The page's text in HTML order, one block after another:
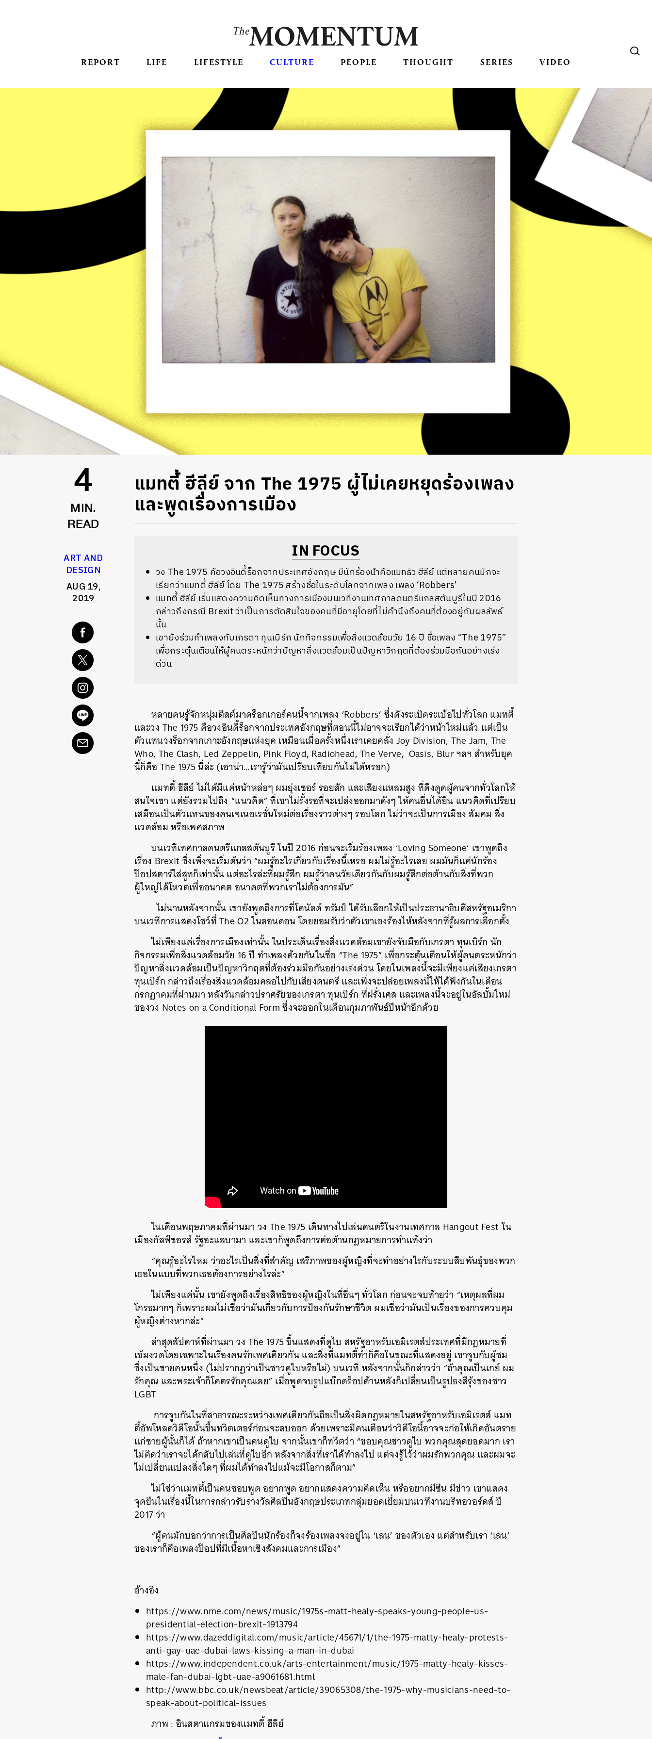
REPORT LIFE LIFESTYLE CULTURE PEOPLE THOUGHT SERIES VIDEO
4
MIN.
READ
ART AND
DESIGN
AUG 19,
2019
แมทตี้ ฮีลีย์ จาก The 1975 ผู้ไม่เคยหยุดร้องเพลง
และพูดเรื่องการเมือง
IN FOCUS
วง The 1975 คือวงอินดี้ร็อกจากประเทศอังกฤษ มีนักร้องนำคือแมทธิว ฮีลีย์ แต่หลายคนมักจะ
เรียกว่าแมทตี้ ฮีลีย์ โดย The 1975 สร้างชื่อในระดับโลกจากเพลง เพลง ‘Robbers’
แมทตี้ ฮีลีย์ เริ่มแสดงความคิดเห็นทางการเมืองบนเวทีงานเทศกาลดนตรีแกลสตันบูรีในปี 2016
กล่าวถึงกรณี Brexit ว่าเป็นการตัดสินใจของคนที่มีอายุโดยที่ไม่คำนึงถึงคนที่ต้องอยู่กับผลลัพธ์
นั้น
เขายังร่วมทำเพลงกับเกรตา ทุนเบิร์ก นักกิจกรรมเพื่อสิ่งแวดล้อมวัย 16 ปี ชื่อเพลง “The 1975”
เพื่อกระตุ้นเตือนให้ผู้คนตระหนักว่าปัญหาสิ่งแวดล้อมเป็นปัญหาวิกฤตที่ต้องร่วมมือกันอย่างเร่ง
ด่วน
หลายคนรู้จักหนุ่มติสต์มาดร็อกเกอร์คนนี้จากเพลง ‘Robbers’ ซึ่งดังระเบิดระเบ้อไปทั่วโลก แมทตี้
และวง The 1975 คือวงอินดี้ร็อกจากประเทศอังกฤษที่ตอนนี้ไม่อาจจะเรียกได้ว่าหน้าใหม่แล้ว แต่เป็น
ตัวแทนวงร็อกจากเกาะอังกฤษแห่งยุค เหมือนเมื่อครั้งหนึ่งเราเคยคลั่ง Joy Division, The Jam, The
Who, The Clash, Led Zeppelin, Pink Floyd, Radiohead,TheVerve, Oasis, Blurฯลฯ สำหรับยุค
นี้ก็คือ The 1975นี่ล่ะ (เอาน่า…เรารู้ว่ามันเปรียบเทียบกันไม่ได้หรอก)
แมทตี้ ฮีลีย์ไม่ได้มีแค่หน้าหล่อๆ ผมยุ่งเซอร์รอยสัก และเสียงแหลมสูง ที่ดึงดูดผู้คนจากทั่วโลกให้
สนใจเขา แต่ยังรวมไปถึง “แนวคิด”ที่เขาไม่รั้งรอที่จะเปล่งออกมาดังๆให้คนอื่นได้ยิน แนวคิดที่เปรียบ
เสมือนเป็นตัวแทนของคนเจเนอเรชั่นใหม่ต่อเรื่องราวต่างๆรอบโลกไม่ว่าจะเป็นการเมืองสัมคม สิ่ง
แวดล้อมหรือเพศสภาพ
บนเวทีเทศกาลดนตรีแกลสตันบูรีในปี 2016ก่อนจะเริ่มร้องเพลง ‘Loving Someone’ เขาพูดถึง
เรื่อง Brexitซึ่งเพิ่งจะเริ่มต้นว่า “ผมรู้อะไรเกี่ยวกับเรื่องนี้เหรอ ผมไม่รู้อะไรเลย ผมมันก็แค่นักร้อง
ป๊อปสตาร์ใส่สูทก็เท่านั้นแต่อะไรล่ะที่ผมรู้สึก ผมรู้ว่าคนวัยเดียวกันกับผมรู้สึกต่อต้านกับสิ่งที่พวก
ผู้ใหญ่ได้โหวตเพื่ออนาคต อนาคตที่พวกเราไม่ต้องการมัน”
ไม่นานหลังจากนั้น เขายังพูดถึงการที่โดนัลด์ทรัมป์ ได้รับเลือกให้เป็นประธานาธิบดีสหรัฐอเมริกา
บนเวทีการแสดงโชว์ที่The O2ในลอนดอนโดยยอมรับว่าตัวเขาเองร้องไห้หลังจากที่รู้ผลการเลือกตั้ง
ไม่เพียงแค่เรื่องการเมืองเท่านั้นในประเด็นเรื่องสิ่งแวดล้อมเขายังจับมือกับเกรตา ทุนเบิร์ก นัก
กิจกรรมเพื่อสิ่งแวดล้อมวัย 16ปี ทำเพลงด้วยกันในชื่อ “The 1975” เพื่อกระตุ้นเตือนให้ผู้คนตระหนักว่า
ปัญหาสิ่งแวดล้อมเป็นปัญหาวิกฤตที่ต้องร่วมมือกันอย่างเร่งด่วนโดยในเพลงนี้จะมีเพียงแค่เสียงเกรตา
ทุนเบิร์กกล่าวถึงเรื่องสิ่งแวดล้อมคลอไปกับเสียงดนตรีและเพิ่งจะปล่อยเพลงนี้ให้ได้ฟังกันในเดือน
กรกฎาคมที่ผ่านมาหลังวันกล่าวปราศรัยของเกรตาทุนเบิร์ก ที่ฝรั่งเศส และเพลงนี้จะอยู่ในอัลบั้มใหม่
ของวง Notes on a Conditional Formซึ่งจะออกในเดือนกุมภาพันธ์ปีหน้าอีกด้วย
ในเดือนพฤษภาคมที่ผ่านมา วง The 1975 เดินทางไปเล่นดนตรีในงานเทศกาล Hangout Festใน
เมืองกัลฟ์ชอรส์รัฐอะแลบามา และเขาก็พูดถึงการต่อต้านกฎหมายการทำแท้งว่า
“คุณรู้อะไรไหม ว่าอะไรเป็นสิ่งที่สำคัญ เสรีภาพของผู้หญิงที่จะทำอย่างไรกับระบบสืบพันธุ์ของพวก
เธอในแบบที่พวกเธอต้องการอย่างไรล่ะ”
ไม่เพียงแค่นั้นเขายังพูดถึงเรื่องสิทธิของผู้หญิงในที่อื่นๆทั่วโลกก่อนจะจบท้ายว่า “เหตุผลที่ผม
โกรธมากๆ ก็เพราะผมไม่เชื่อว่ามันเกี่ยวกับการป้องกันรักษาชีวิต ผมเชื่อว่ามันเป็นเรื่องของการควบคุม
ผู้หญิงต่างหากล่ะ”
ล่าสุดสัปดาห์ที่ผ่านมา วง The 1975ขึ้นแสดงที่ดูไบ สหรัฐอาหรับเอมิเรตส์ประเทศที่มีกฎหมายที่
เข้มงวดโดยเฉพาะในเรื่องคนรักเพศเดียวกันและสิ่งที่แมทตี้ทำก็คือในขณะที่แสดงอยู่ เขาจูบกับผู้ชม
ซึ่งเป็นชายคนหนึ่ง (ไม่ปรากฏว่าเป็นชาวดูไบหรือไม่) บนเวที หลังจากนั้นก็กล่าวว่า “ถ้าคุณเป็นเกย์ ผม
รักคุณ และพระเจ้าก็โคตรรักคุณเลย” เมื่อพูดจบรูปแบ๊กดร็อปด้านหลังก็เปลี่ยนเป็นรูปธงสีรุ้งของชาว
LGBT
การจูบกันในที่สาธารณะระหว่างเพศเดียวกันถือเป็นสิ่งผิดกฎหมายในสหรัฐอาหรับเอมิเรตส์ แมท
ตี้อัพโหลดวิดีโอนั้นขึ้นทวิตเตอร์ก่อนจะลบออก ด้วยเพราะมีคนเตือนว่าวิดีโอนี้อาจจะก่อให้เกิดอันตราย
แก่ชายผู้นั้นก็ได้ ถ้าหากเขาเป็นคนดูไบ จากนั้นเขาก็ทวีตว่า “ขอบคุณชาวดูไบ พวกคุณสุดยอดมาก เรา
ไม่คิดว่าเราจะได้กลับไปเล่นที่ดูไบอีก หลังจากสิ่งที่เราได้ทำลงไป แต่จงรู้ไว้ว่าผมรักพวกคุณ และผมจะ
ไม่เปลี่ยนแปลงสิ่งใดๆ ที่ผมได้ทำลงไปแม้จะมีโอกาสก็ตาม”
ไม่ใช่ว่าแมทตี้เป็นคนชอบพูด อยากพูด อยากแสดงความคิดเห็น หรืออยากมีซีน มีข่าว เขาแสดง
จุดยืนในเรื่องนี้ในการกล่าวรับรางวัลศิลปินอังกฤษประเภทกลุ่มยอดเยี่ยมบนเวทีงานบริทอวอร์ดส์ ปี
2017 ว่า
“ผู้คนมักบอกว่าการเป็นศิลปินนักร้องก็จงร้องเพลงจงอยู่ใน ‘เลน’ ของตัวเอง แต่สำหรับเรา ‘เลน’
ของเราก็คือเพลงป๊อปที่มีเนื้อหาเชิงสังคมและการเมือง”
อ้างอิง
https://www.nme.com/news/music/1975s-matt-healy-speaks-young-people-us-
presidential-election-brexit-1913794
https://www.dazeddigital.com/music/article/45671/1/the-1975-matty-healy-protests-
anti-gay-uae-dubai-laws-kissing-a-man-in-dubai
https://www.independent.co.uk/arts-entertainment/music/1975-matty-healy-kisses-
male-fan-dubai-lgbt-uae-a9061681.html
http://www.bbc.co.uk/newsbeat/article/39065308/the-1975-why-musicians-need-to-
speak-about-political-issues
ภาพ : อินสตาแกรมของแมทตี้ ฮีลีย์